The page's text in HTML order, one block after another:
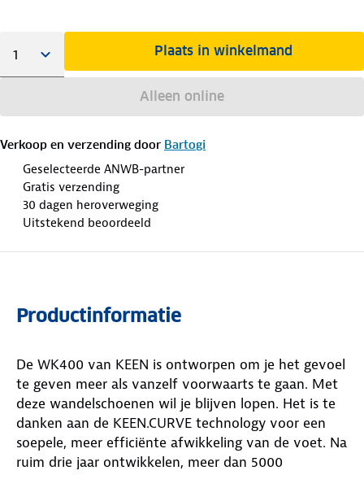
Plaats in winkelmand
Alleen online
Verkoop en verzending door Bartogi
Geselecteerde ANWB-partner
Gratis verzending
30 dagen heroverweging
Uitstekend beoordeeld
Productinformatie
De WK400 van KEEN is ontworpen om je het gevoel
te geven meer als vanzelf voorwaarts te gaan. Met
deze wandelschoenen wil je blijven lopen. Het is te
danken aan de KEEN.CURVE technology voor een
soepele, meer efficiënte afwikkeling van de voet. Na
ruim drie jaar ontwikkelen, meer dan 5000